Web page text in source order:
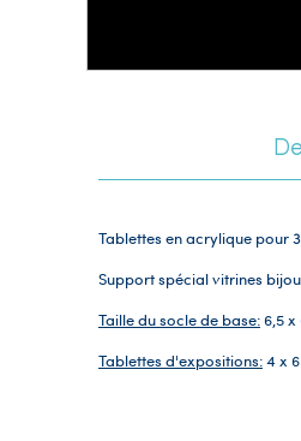
Tablettes en acrylique pour
Support spécial vitrines
Taille du socle de base:6,5 x
Tablettes d'expositions:4 x